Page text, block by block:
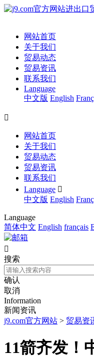
网站首页
关于我们
贸易动态
贸易资讯
联系我们
Language
中文版 English

网站首页
关于我们
贸易动态
贸易资讯
联系我们
Language 
中文版 English
Language
简体中文 English français

搜索
确认
取消
Information
新闻资讯
j9.com官方网站 > 贸易资
11箭齐发！